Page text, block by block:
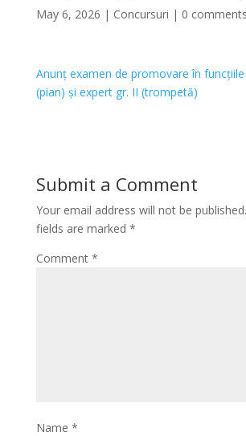
May 6, 2026 | Concursuri | 0 comments
Anunț examen de promovare în
(pian) și expert gr. II (trompetă)
Submit a Comment
Your email address will not be published.
fields are marked *
Comment *
Name *